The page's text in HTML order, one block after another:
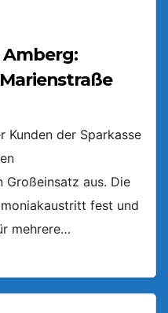
Kunden der Sparkasse
Großeinsatz aus. Die
fest und
mehrere…